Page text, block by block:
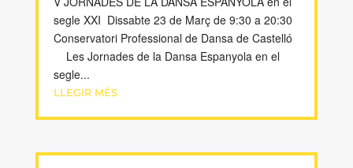
segle XXI Dissabte 23 de Març de 9:30 a 20:30
Conservatori Professional de Dansa de Castelló
Les Jornades de la Dansa Espanyola en el
segle...
LLEGIR MÉS